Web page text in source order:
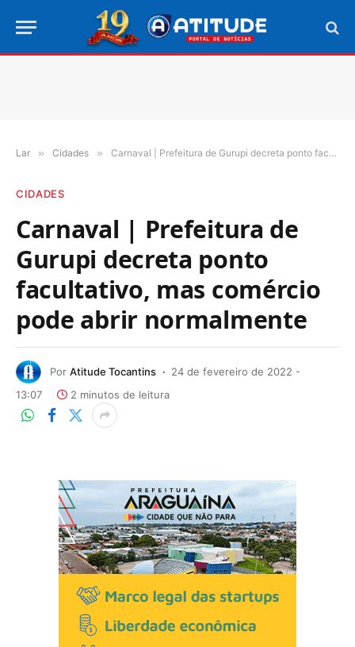
Lar » Cidades » Carnaval | Prefeitura de Gurupi decreta ponto facultativo, mas comércio pode abrir normalmente
CIDADES
Carnaval | Prefeitura de
Gurupi decreta ponto
facultativo, mas comércio
pode abrir normalmente
Por Atitude Tocantins
24 de fevereiro de 2022 -
13:07
2 minutos de leitura